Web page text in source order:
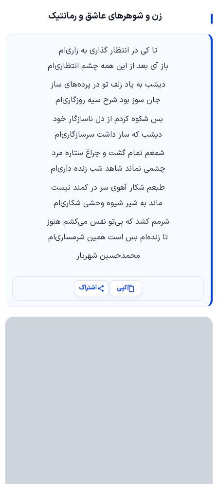
زن و شوهرهای عاشق و رمانتیک
تا کی در انتظار گذاری به زاری‌ام
باز آی بعد از این همه چشم انتظاری‌ام
دیشب به یاد زلف تو در پرده‌های ساز
جان سوز بود شرح سیه روزگاری‌ام
بس شکوه کردم از دل ناسازگار خود
دیشب که ساز داشت سرسازگاری‌ام
شمعم تمام گشت و چراغ ستاره مرد
چشمی نماند شاهد شب زنده داری‌ام
طبعم شکار آهوی سر در کمند نیست
ماند به شیر شیوه وحشی شکاری‌ام
شرمم کشد که بی‌تو نفس می‌کشم هنوز
تا زنده‌ام بس است همین شرمساری‌ام
محمدحسین شهریار
کپی اشتراک